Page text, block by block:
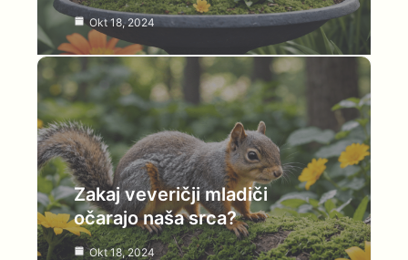
Okt 18, 2024
Zakaj veveričji mladiči
očarajo naša srca?
Okt 18, 2024